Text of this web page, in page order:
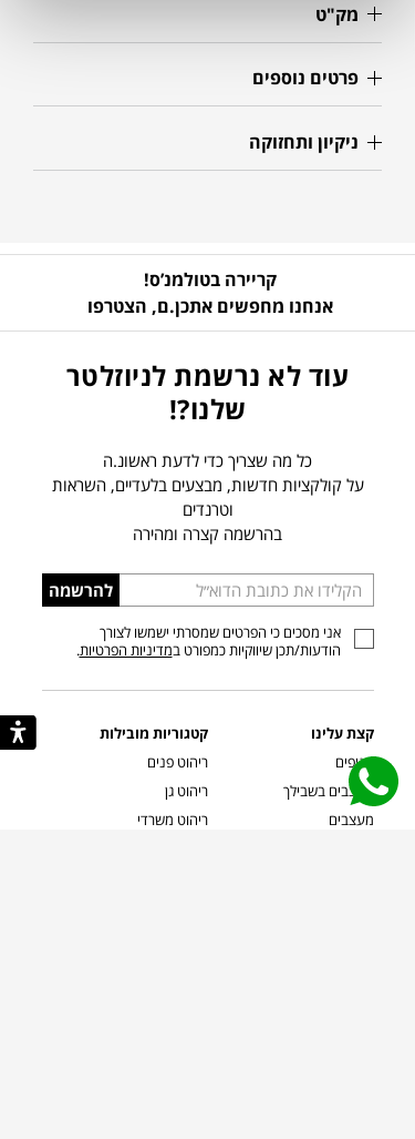
מק"ט
פרטים נוספים
ניקיון ותחזוקה
קריירה בטולמנ’ס!
אנחנו מחפשים אתכן.ם, הצטרפו
עוד לא נרשמת לניוזלטר
שלנו?!
כל מה שצריך כדי לדעת ראשונ.ה
על קולקציות חדשות, מבצעים בלעדיים, השראות
וטרנדים
בהרשמה קצרה ומהירה
הכניסו
כתובת
דוא”ל
להרשמה
אני מסכים כי הפרטים שמסרתי ישמשו לצורך
הודעות/תכן שיווקיות כמפורט במדיניות הפרטיות.
קצת עלינו
סניפים
מעצבים בשבילך
מעצבים
קטגוריות מובילות
ריהוט פנים
ריהוט גן
ריהוט משרדי